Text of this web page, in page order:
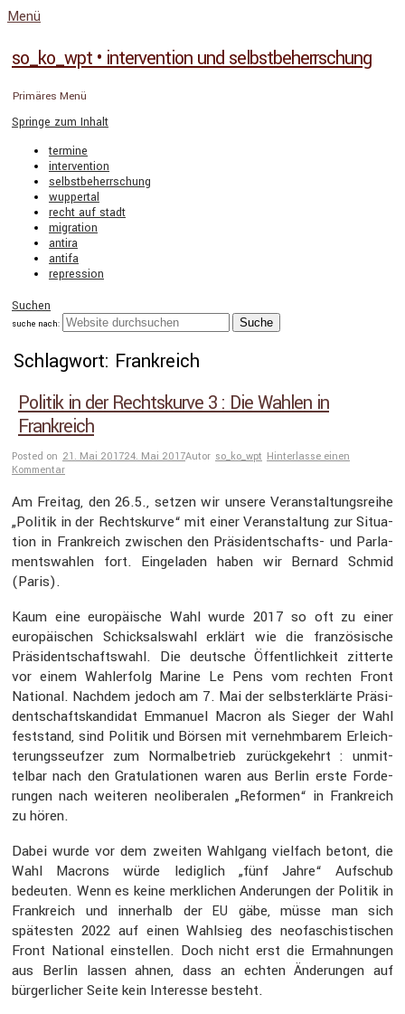
Menü
so_ko_wpt • intervention und selbstbeherrschung
Primäres Menü
Springe zum Inhalt
termine
intervention
selbstbeherrschung
wuppertal
recht auf stadt
migration
antira
antifa
repression
Suchen
suche nach:
Schlagwort: Frankreich
Politik in der Rechtskurve 3 : Die Wahlen in
Frankreich
Posted on 21. Mai 201724. Mai 2017Autor so_ko_wpt Hinterlasse einen
Kommentar
Am Freitag, den 26.5., setzen wir unsere Veran­stal­tungs­reihe
„Politik in der Rechts­kurve“ mit einer Veran­stal­tung zur Situa­
tion in Frank­reich zwischen den Präsi­dent­schafts- und Parla­
ments­wahlen fort. Einge­laden haben wir Bernard Schmid
(Paris).
Kaum eine europäi­sche Wahl wurde 2017 so oft zu einer
europäi­schen Schick­sals­wahl erklärt wie die franzö­si­sche
Präsi­dent­schafts­wahl. Die deutsche Öffent­lich­keit zitterte
vor einem Wahler­folg Marine Le Pens vom rechten Front
National. Nachdem jedoch am 7. Mai der selbst­er­klärte Präsi­
dent­schafts­kan­didat Emmanuel Macron als Sieger der Wahl
feststand, sind Politik und Börsen mit vernehm­barem Erleich­
te­rungs­seufzer zum Normal­be­trieb zurück­ge­kehrt : unmit­
telbar nach den Gratu­la­tionen waren aus Berlin erste Forde­
rungen nach weiteren neoli­be­ralen „Reformen“ in Frank­reich
zu hören.
Dabei wurde vor dem zweiten Wahlgang vielfach betont, die
Wahl Macrons würde ledig­lich „fünf Jahre“ Aufschub
bedeuten. Wenn es keine merkli­chen Anderungen der Politik in
Frank­reich und inner­halb der EU
gäbe, müsse man sich
spätesten 2022 auf einen Wahlsieg des neofa­schis­ti­schen
Front National einstellen. Doch nicht erst die Ermah­nungen
aus Berlin lassen ahnen, dass an echten Änderungen auf
bürger­li­cher Seite kein Inter­esse besteht.